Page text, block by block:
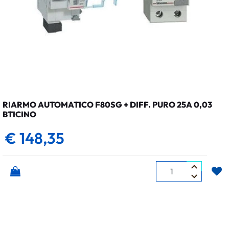
RIARMO AUTOMATICO F80SG + DIFF. PURO 25A 0,03
BTICINO
€ 148,35
Quantità